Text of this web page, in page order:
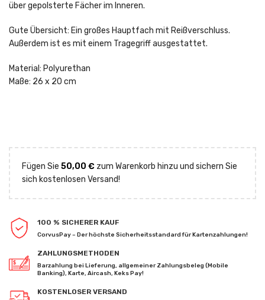
über gepolsterte Fächer im Inneren.
Gute Übersicht: Ein großes Hauptfach mit Reißverschluss.
Außerdem ist es mit einem Tragegriff ausgestattet.
Material: Polyurethan
Maße: 26 x 20 cm
Fügen Sie 50,00 € zum Warenkorb hinzu und sichern Sie
sich kostenlosen Versand!
100 % SICHERER KAUF
CorvusPay – Der höchste Sicherheitsstandard für Kartenzahlungen!
ZAHLUNGSMETHODEN
Barzahlung bei Lieferung, allgemeiner Zahlungsbeleg (Mobile
Banking), Karte, Aircash, Keks Pay!
KOSTENLOSER VERSAND